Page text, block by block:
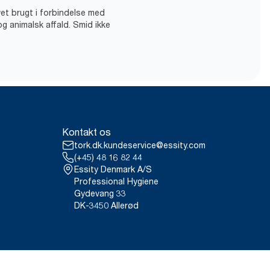
brugt i forbindelse med
animalsk affald. Smid ikke
Kontakt os
tork.dk.kundeservice@essity.com
(+45) 48 16 82 44
Essity Denmark A/S
Professional Hygiene
Gydevang 33
DK-3450 Allerød